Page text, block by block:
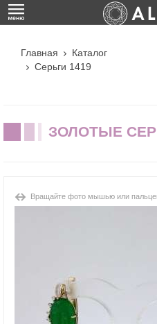
Главная
Каталог
Серьги 1419
ЗОЛОТЫЕ
Вращайте фото мышью или